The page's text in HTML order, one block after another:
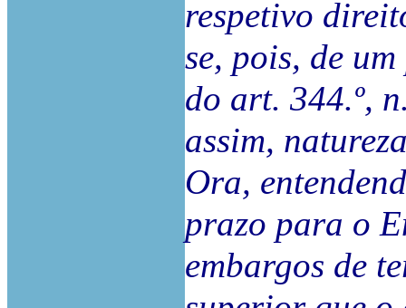
respetivo
se, pois, de
do art. 344.º,
assim,
Ora,
prazo para o
embargos de